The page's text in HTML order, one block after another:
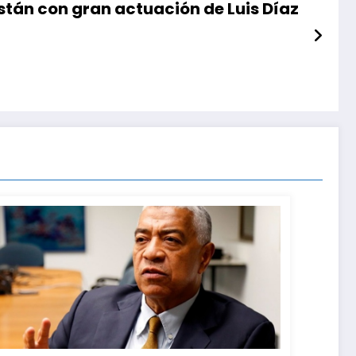
con gran actuación de Luis Díaz